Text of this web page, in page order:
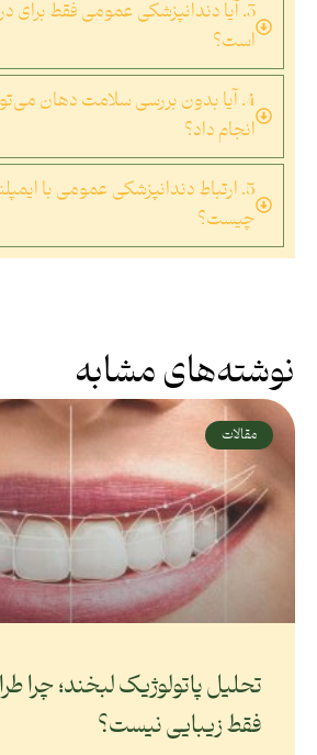
3. آیا دندانپزشکی عمومی فقط برای
است؟
4. آیا بدون بررسی سلامت دهان
انجام داد؟
5. ارتباط دندانپزشکی عمومی با
چیست؟
نوشته‌های مشابه
مقالات
تحلیل پاتولوژیک لبخند؛ چرا
فقط زیبایی نیست؟